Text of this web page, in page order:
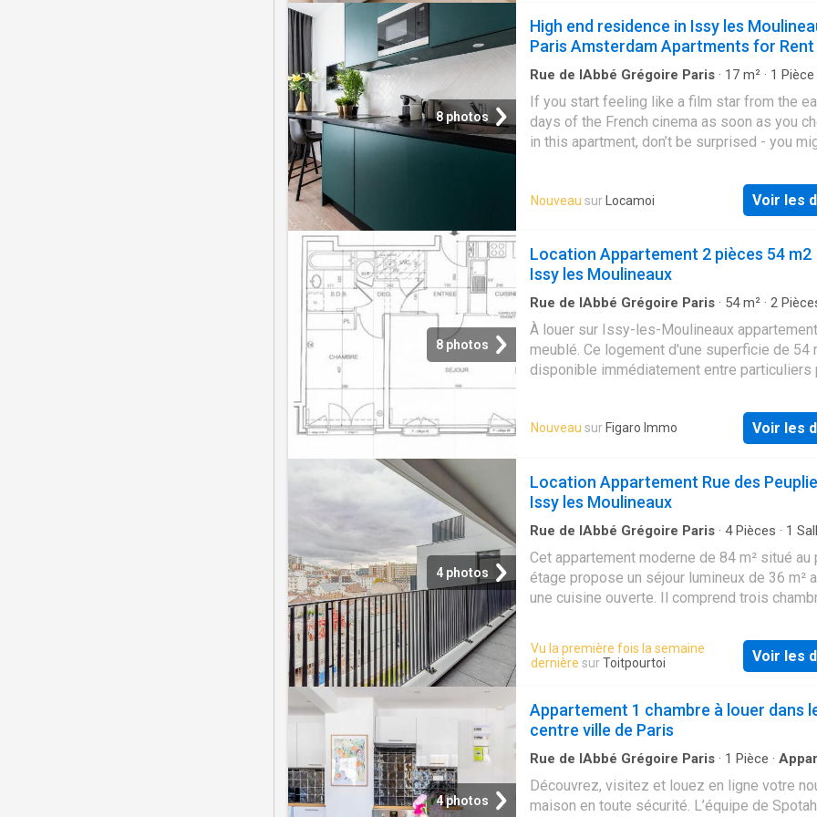
détails et imaginez les possibilités.
dès aujourd'hui pour plus d'informations !
8 photos
High end residence in Issy les
Paris Amsterdam Apartments for Rent
Rue de lAbbé Grégoire Paris · 17 m² · 1 Pièce
Appartement
If you start feeling like a film star from the
days of the French cinema as soon as you
in this apartment, don’t be surprised - you
belonged to a French company that
strips. Prepare to dream your most cinematic
décor honours the heritage of the building with
photographic references to classic movies.
apartment near Paris has access to a superb
the Eiffel Tower, with a stunning rooftop
offering a magnificent panorama. For those
by car, with its convenient private garage, the
residence, is your best base to explore Paris.
that are there waiting to be unlocked!
Nouveau sur Locamoi Voir les
8 photos
Location Appartement 2 pièces 54 m2
Issy les Moulineaux
Rue de lAbbé Grégoire Paris · 54m² · 2
Salle de bain
À louer sur Issy-les-Moulineaux
meublé. Ce logement d'une superficie de 54
disponible immédiatement entre particuliers
Nouveau sur Figaro Immo Voir les
4 photos
Location Appartement Rue des
Issy les Moulineaux
Rue de lAbbé Grégoire Paris · 4Pièces · 1
Cet appartement moderne de 84 m² situé au
étage propose un séjour lumineux de 36 m²
une cuisine ouverte. Il comprend trois
Vu la première fois la semaine
dernière surToitpourtoi Voir les
4 photos
Appartement 1 chambre à louer dans
centre ville de Paris
Rue de lAbbé Grégoire Paris · 1 Pièce ·
Découvrez, visitez et louez en ligne votre
maison en toute sécurité. L’équipe de